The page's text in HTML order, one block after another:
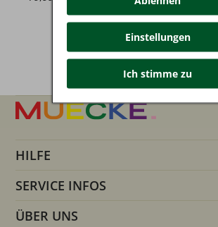
HILFE
SERVICE INFOS
ÜBER UNS
Einstellungen
Ich stimme zu